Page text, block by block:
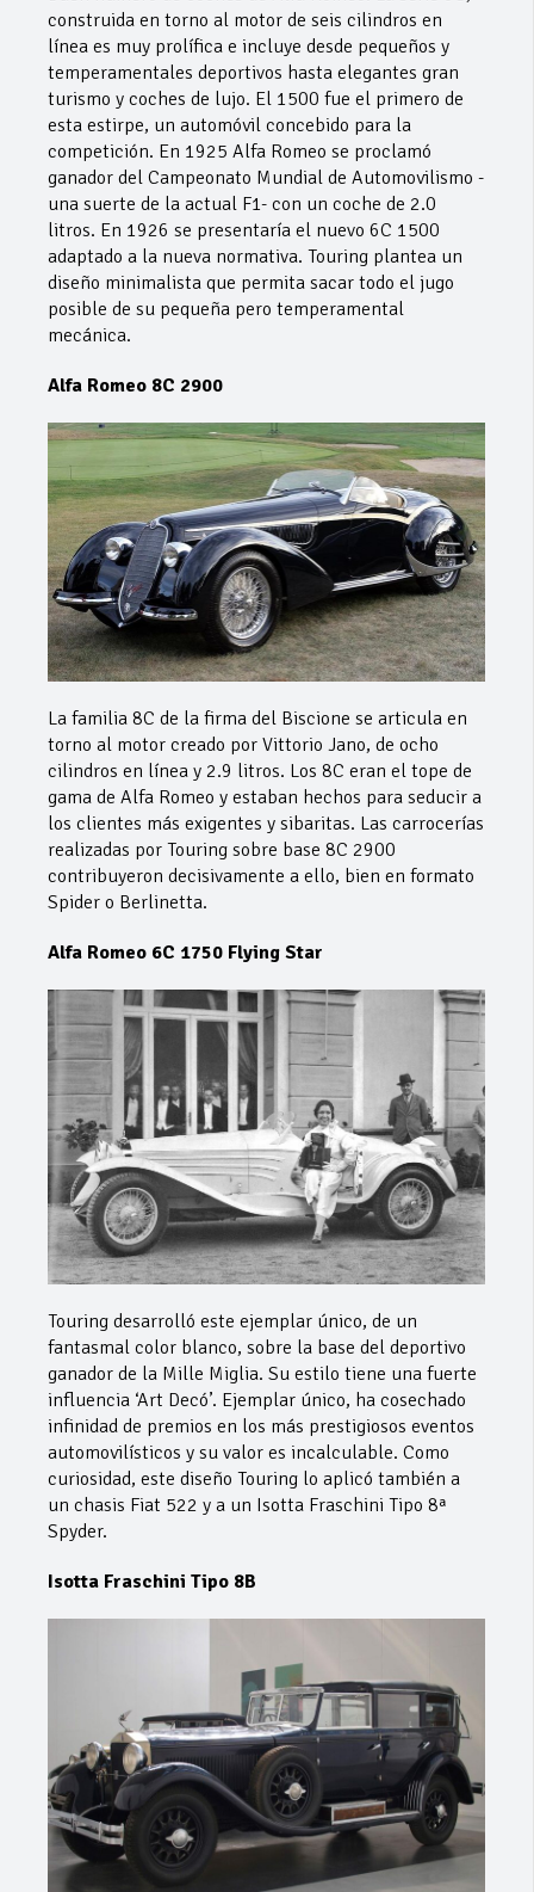
construida en torno al motor de seis cilindros en
línea es muy prolífica e incluye desde pequeños y
temperamentales deportivos hasta elegantes gran
turismo y coches de lujo. El 1500 fue el primero de
esta estirpe, un automóvil concebido para la
competición. En 1925 Alfa Romeo se proclamó
ganador del Campeonato Mundial de Automovilismo -
una suerte de la actual F1- con un coche de 2.0
litros. En 1926 se presentaría el nuevo 6C 1500
adaptado a la nueva normativa. Touring plantea un
diseño minimalista que permita sacar todo el jugo
posible de su pequeña pero temperamental
mecánica.
Alfa Romeo 8C 2900
La familia 8C de la firma del Biscione se articula en
torno al motor creado por Vittorio Jano, de ocho
cilindros en línea y 2.9 litros. Los 8C eran el tope de
gama de Alfa Romeo y estaban hechos para seducir a
los clientes más exigentes y sibaritas. Las carrocerías
realizadas por Touring sobre base 8C 2900
contribuyeron decisivamente a ello, bien en formato
Spider o Berlinetta.
Alfa Romeo 6C 1750 Flying Star
Touring desarrolló este ejemplar único, de un
fantasmal color blanco, sobre la base del deportivo
ganador de la Mille Miglia. Su estilo tiene una fuerte
influencia ‘Art Decó’. Ejemplar único, ha cosechado
infinidad de premios en los más prestigiosos eventos
automovilísticos y su valor es incalculable. Como
curiosidad, este diseño Touring lo aplicó también a
un chasis Fiat 522 y a un Isotta Fraschini Tipo 8ª
Spyder.
Isotta Fraschini Tipo 8B